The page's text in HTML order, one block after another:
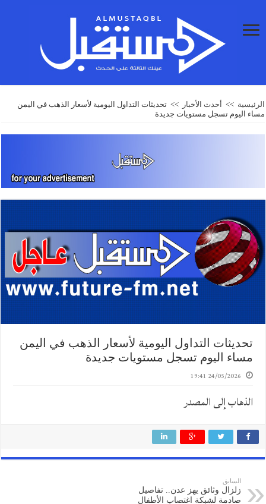
الرئيسية >> أحدث الأخبار >> تحديثات التداول اليومية لأسعار الذهب في اليمن
مساء اليوم تسجل مستويات جديدة
تحديثات التداول اليومية لأسعار الذهب في اليمن
مساء اليوم تسجل مستويات جديدة
24/05/2026 19:41
الذهاب إلى المصدر
السابق
زلزال وثائق يهز عدن.. تفاصيل
صادمة لشبكة اغتصاب الأطفال